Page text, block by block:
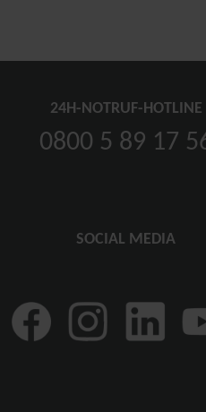
24H-NOTRUF-HOTLINE
0800 5 89 17
SOCIAL MEDIA